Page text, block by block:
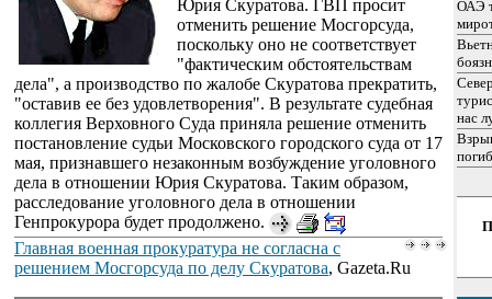
Юрия Скуратова. ГВП просит
отменить решение Мосгорсуда,
поскольку оно не соответствует
"фактическим обстоятельствам
дела", а производство по жалобе Скуратова прекратить,
"оставив ее без удовлетворения". В результате судебная
коллегия Верховного Суда приняла решение отменить
постановление судьи Московского городского суда от 17
мая, признавшего незаконным возбуждение уголовного
дела в отношении Юрия Скуратова. Таким образом,
расследование уголовного дела в отношении
Генпрокурора будет продолжено.
Главная военная прокуратура не согласна с
решением Мосгорсуда по делу Скуратова, Gazeta.Ru
ОАЭ
нас